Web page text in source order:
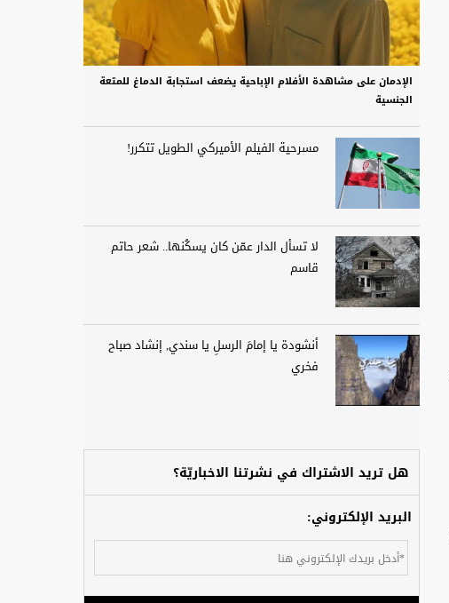
الإدمان على مشاهدة الأفلام الإباحية يضعف استجابة الدماغ للمتعة
الجنسية
مسرحية الفيلم الأميركي الطويل تتكرر!
لا تسأل الدار عمّن كان يسكُنها.. شعر حاتم
قاسم
أنشودة يا إمامَ الرسلِ يا سندي, إنشاد صباح
فخري
هل تريد الاشتراك في نشرتنا الاخباريّة؟
البريد الإلكتروني: